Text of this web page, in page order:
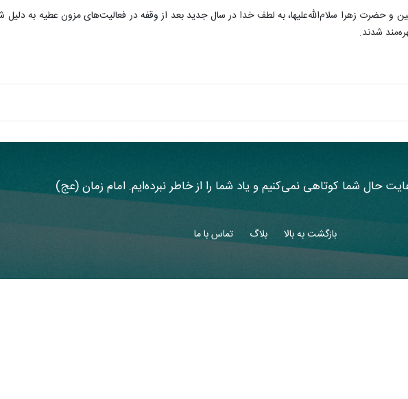
شدند.
حال شما کوتاهی نمی‌کنیم و یاد شما را از خاطر نبرده‌ایم. امام زمان (عج)
بازگشت به بالا بلاگ تماس با ما